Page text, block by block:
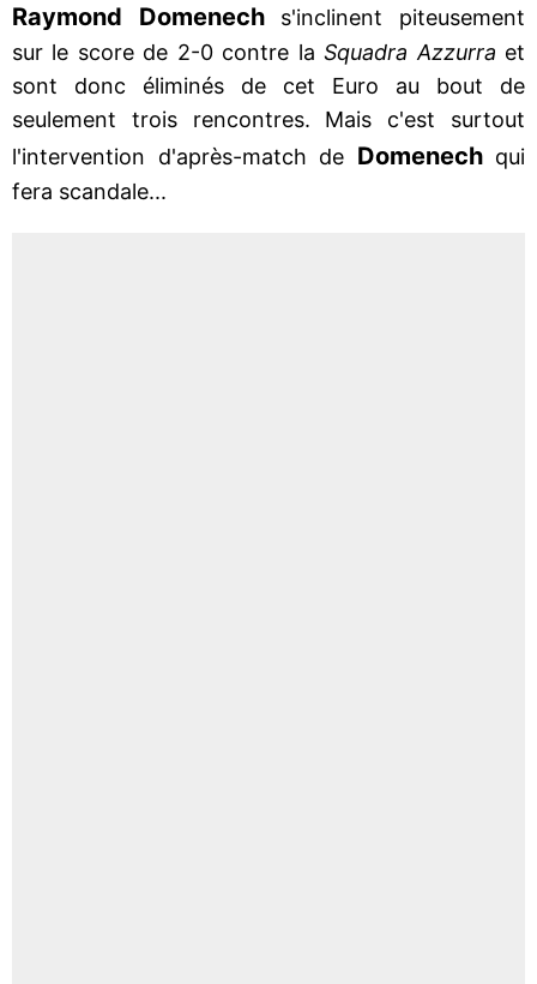
Raymond Domenechs'inclinent piteusement
sur le score de 2-0 contre laSquadra Azzurra et
sont donc éliminés de cet Euro au bout de
seulement trois rencontres. Mais c'est surtout
l'intervention d'après-match de Domenechqui
fera scandale...